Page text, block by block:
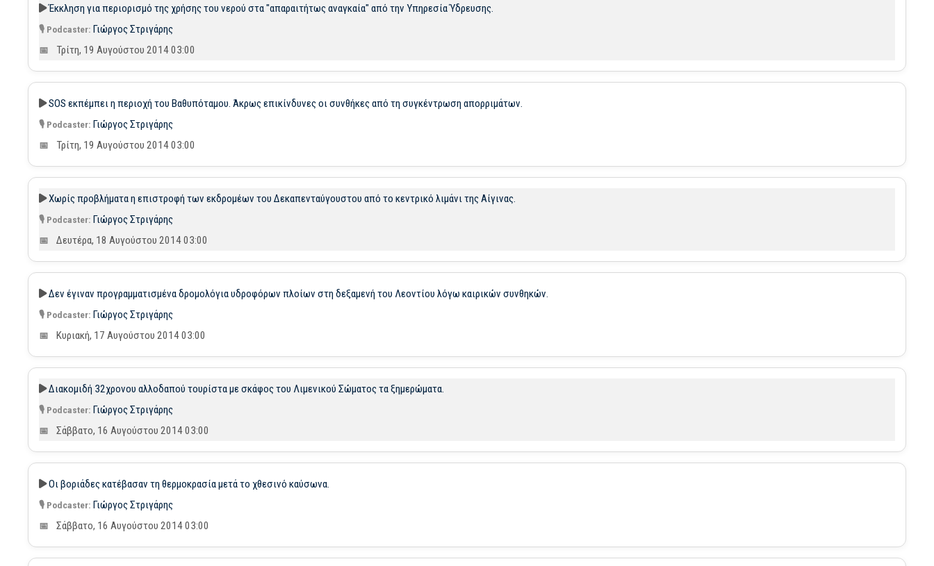
Έκκληση για περιορισμό της χρήσης του νερού στα "απαραιτήτως αναγκαία" από την Υπηρεσία Ύδρευσης.
Γιώργος Στριγάρης
Τρίτη, 19 Αυγούστου 2014 03:00
SOS εκπέμπει η περιοχή του Βαθυπόταμου. Άκρως επικίνδυνες οι συνθήκες από τη συγκέντρωση απορριμάτων.
Γιώργος Στριγάρης
Τρίτη, 19 Αυγούστου 2014 03:00
Χωρίς προβλήματα η επιστροφή των εκδρομέων του Δεκαπενταύγουστου από το κεντρικό λιμάνι της Αίγινας.
Γιώργος Στριγάρης
Δευτέρα, 18 Αυγούστου 2014 03:00
Δεν έγιναν προγραμματισμένα δρομολόγια υδροφόρων πλοίων στη δεξαμενή του Λεοντίου λόγω καιρικών συνθηκών.
Γιώργος Στριγάρης
Κυριακή, 17 Αυγούστου 2014 03:00
Διακομιδή 32χρονου αλλοδαπού τουρίστα με σκάφος του Λιμενικού Σώματος τα ξημερώματα.
Γιώργος Στριγάρης
Σάββατο, 16 Αυγούστου 2014 03:00
Οι βοριάδες κατέβασαν τη θερμοκρασία μετά το χθεσινό καύσωνα.
Γιώργος Στριγάρης
Σάββατο, 16 Αυγούστου 2014 03:00